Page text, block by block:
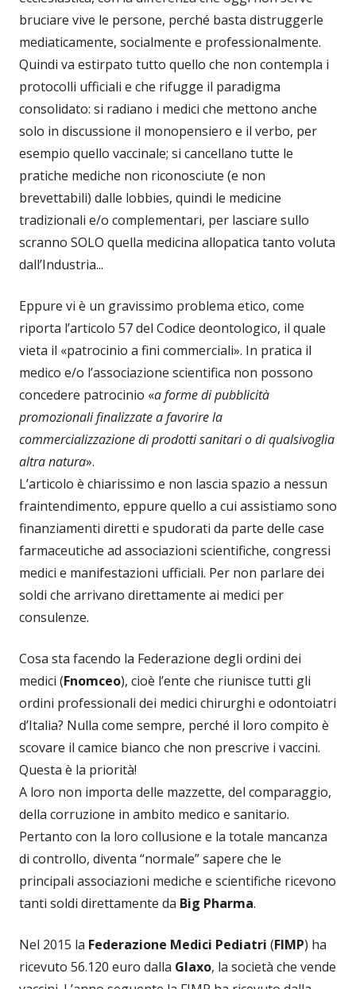
bruciare vive le persone, perché basta distruggerle
mediaticamente, socialmente e professionalmente.
Quindi va estirpato tutto quello che non contempla i
protocolli ufficiali e che rifugge il paradigma
consolidato: si radiano i medici che mettono anche
solo in discussione il monopensiero e il verbo, per
esempio quello vaccinale; si cancellano tutte le
pratiche mediche non riconosciute (e non
brevettabili) dalle lobbies, quindi le medicine
tradizionali e/o complementari, per lasciare sullo
scranno SOLO quella medicina allopatica tanto voluta
dall’Industria...
Eppure vi è un gravissimo problema etico, come
riporta l’articolo 57 del Codice deontologico, il quale
vieta il «patrocinio a fini commerciali». In pratica il
medico e/o l’associazione scientifica non possono
concedere patrocinio «a forme di pubblicità
promozionali finalizzate a favorire la
commercializzazione di prodotti sanitari o di qualsivoglia
altra natura».
L’articolo è chiarissimo e non lascia spazio a nessun
fraintendimento, eppure quello a cui assistiamo sono
finanziamenti diretti e spudorati da parte delle case
farmaceutiche ad associazioni scientifiche, congressi
medici e manifestazioni ufficiali. Per non parlare dei
soldi che arrivano direttamente ai medici per
consulenze.
Cosa sta facendo la Federazione degli ordini dei
medici (Fnomceo), cioè l’ente che riunisce tutti gli
ordini professionali dei medici chirurghi e odontoiatri
d’Italia? Nulla come sempre, perché il loro compito è
scovare il camice bianco che non prescrive i vaccini.
Questa è la priorità!
A loro non importa delle mazzette, del comparaggio,
della corruzione in ambito medico e sanitario.
Pertanto con la loro collusione e la totale mancanza
di controllo, diventa “normale” sapere che le
principali associazioni mediche e scientifiche ricevono
tanti soldi direttamente da Big Pharma.
Nel 2015 la Federazione Medici Pediatri (FIMP) ha
ricevuto 56.120 euro dalla Glaxo, la società che vende